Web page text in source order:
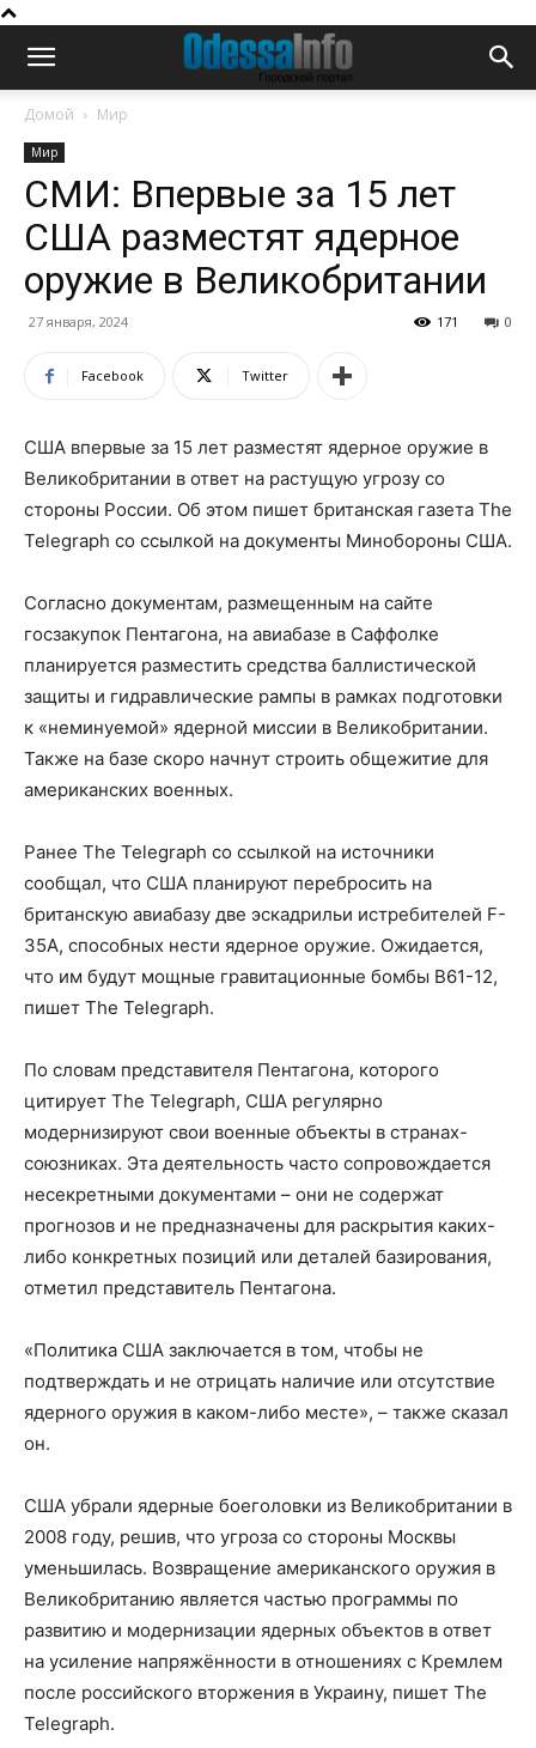
Домой Мир
Мир
СМИ: Впервые за 15 лет
США разместят ядерное
оружие в Великобритании
27 января, 2024 0
171
Facebook Twitter
США впервые за 15 лет разместят ядерное оружие в
Великобритании в ответ на растущую угрозу со
стороны России. Об этом пишет британская газета The
Telegraph со ссылкой на документы Минобороны США.
Согласно документам, размещенным на сайте
госзакупок Пентагона, на авиабазе в Саффолке
планируется разместить средства баллистической
защиты и гидравлические рампы в рамках подготовки
к «неминуемой» ядерной миссии в Великобритании.
Также на базе скоро начнут строить общежитие для
американских военных.
Ранее The Telegraph со ссылкой на источники
сообщал, что США планируют перебросить на
британскую авиабазу две эскадрильи истребителей F-
35A, способных нести ядерное оружие. Ожидается,
что им будут мощные гравитационные бомбы B61-12,
пишет The Telegraph.
По словам представителя Пентагона, которого
цитирует The Telegraph, США регулярно
модернизируют свои военные объекты в странах-
союзниках. Эта деятельность часто сопровождается
несекретными документами – они не содержат
прогнозов и не предназначены для раскрытия каких-
либо конкретных позиций или деталей базирования,
отметил представитель Пентагона.
«Политика США заключается в том, чтобы не
подтверждать и не отрицать наличие или отсутствие
ядерного оружия в каком-либо месте», – также сказал
он.
США убрали ядерные боеголовки из Великобритании в
2008 году, решив, что угроза со стороны Москвы
уменьшилась. Возвращение американского оружия в
Великобританию является частью программы по
развитию и модернизации ядерных объектов в ответ
на усиление напряжённости в отношениях с Кремлем
после российского вторжения в Украину, пишет The
Telegraph.